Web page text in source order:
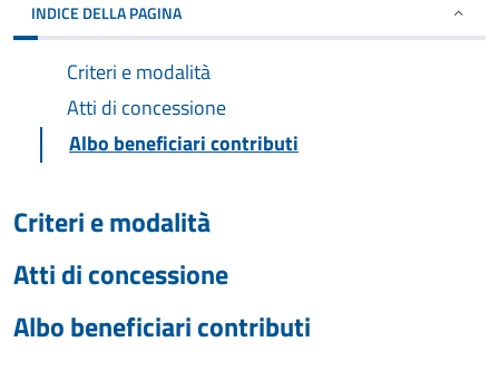
INDICE DELLA PAGINA
Criteri e modalità
Atti di concessione
Albo beneficiari contributi
Criteri e modalità
Atti di concessione
Albo beneficiari contributi